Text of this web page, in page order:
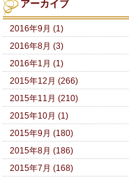
アーカイブ
2016年9月 (1)
2016年8月 (3)
2016年1月 (1)
2015年12月 (266)
2015年11月 (210)
2015年10月 (1)
2015年9月 (180)
2015年8月 (186)
2015年7月 (168)